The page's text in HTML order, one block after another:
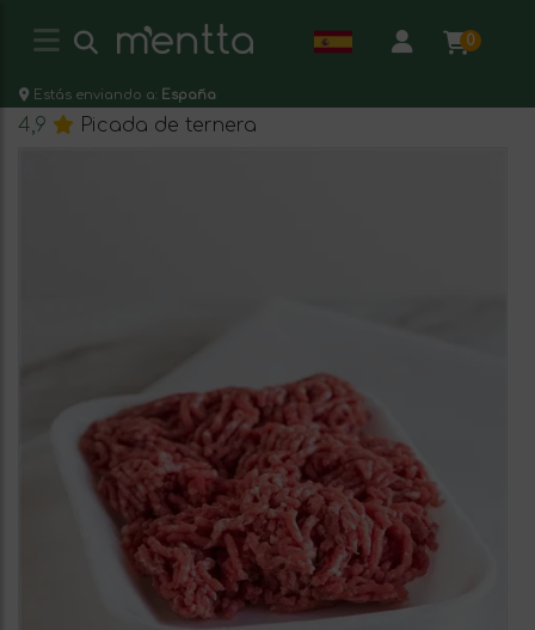
0
Estás enviando a: España
4,9 Picada de ternera